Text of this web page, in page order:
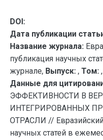
DOI:
Дата публикации
Название журнала:
публикация научных
журнале, Выпуск: , Том: ,
Данные для
ЭФФЕКТИВНОСТИ В
ИНТЕГРИРОВАННЫХ
ОТРАСЛИ //
научных статей в